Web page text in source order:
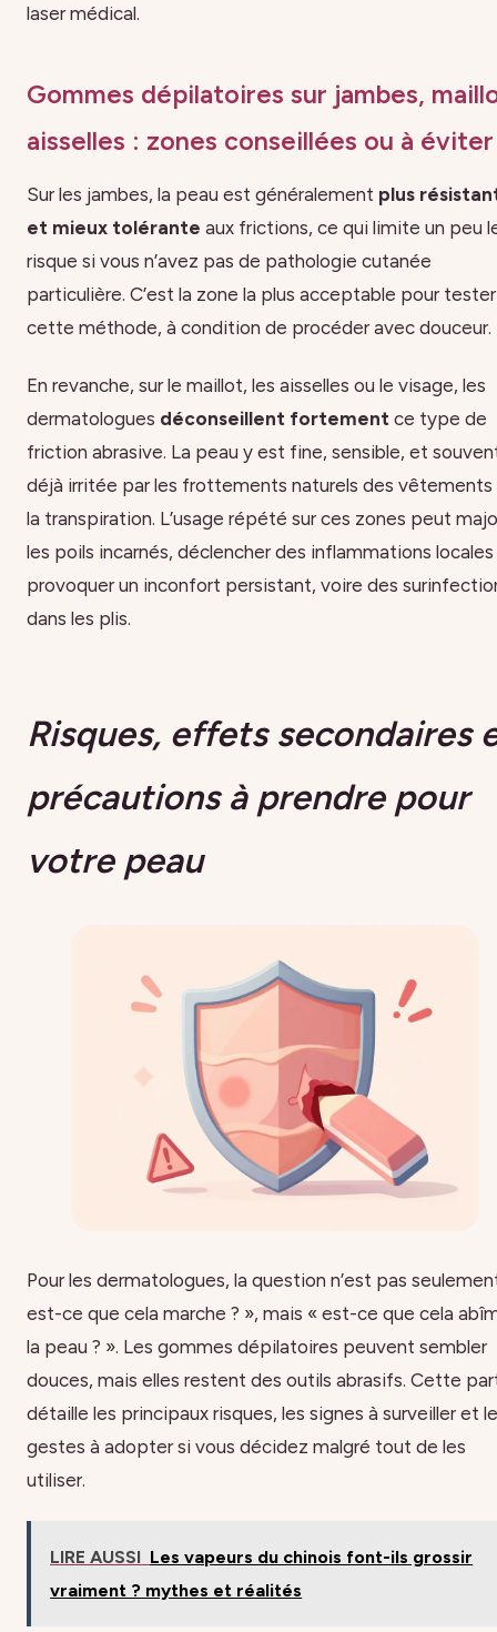
laser médical.
Gommes dépilatoires sur jambes,
aisselles : zones conseillées ou à éviter
Sur les jambes, la peau est généralement plus
et mieux tolérante aux frictions, ce qui limite un peu
risque si vous n’avez pas de pathologie cutanée
particulière. C’est la zone la plus acceptable pour tester
cette méthode, à condition de procéder avec douceur.
En revanche, sur le maillot, les aisselles ou le visage, les
dermatologues déconseillent fortement ce type de
friction abrasive. La peau y est fine, sensible, et
déjà irritée par les frottements naturels des vêtements
la transpiration. L’usage répété sur ces zones peut
les poils incarnés, déclencher des inflammations
provoquer un inconfort persistant, voire des
dans les plis.
Risques, effets secondaires
précautions à prendre pour
votre peau
Pour les dermatologues, la question n’est pas
est-ce que cela marche ? », mais « est-ce que cela
la peau ? ». Les gommes dépilatoires peuvent sembler
douces, mais elles restent des outils abrasifs. Cette
détaille les principaux risques, les signes à surveiller et
gestes à adopter si vous décidez malgré tout de les
utiliser.
LIRE AUSSI Les vapeurs du chinois font-ils grossir
vraiment ? mythes et réalités